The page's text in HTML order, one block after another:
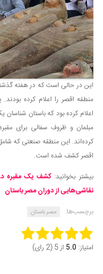
خودرو
سرگرمی
دانستنی‌ها
بازی
طنز
فال
مسابقه
اخبار
این در حالی است که در هفته
منطقه اقصر را اعلام کرده
اعلام کرده بود که باستان
مبلمان و ظروف سفالی برای
اقصر کشف شده است.
بیشتر بخوانید:کشف یک مقبره
نقاشی‌هایی از دوران مصر باستان
برچسب‌ها:
مصر باستان
Rate this item:
امتیاز: 5.0 از 5 (2 رای)